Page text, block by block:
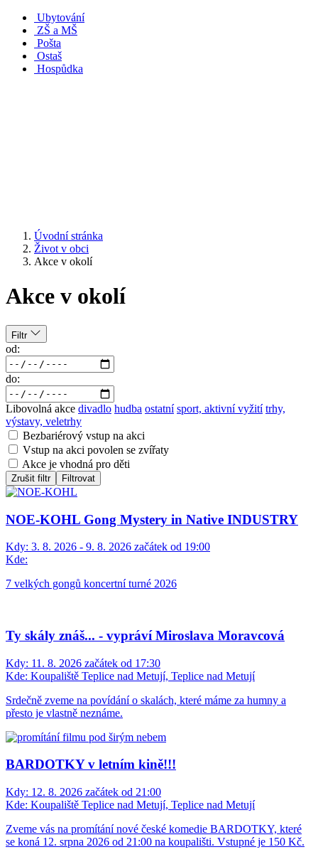
Ubytování
ZŠ a MŠ
Pošta
Ostaš
Hospůdka
Úvodní stránka
Život v obci
Akce v okolí
Akce v okolí
Filtr
od:
do:
Libovolná akce divadlo hudba ostatní sport, aktivní vyžití trhy,
výstavy, veletrhy
Bezbariérový vstup na akci
Vstup na akci povolen se zvířaty
Akce je vhodná pro děti
Zrušit filtr Filtrovat
NOE-KOHL Gong Mystery in Native INDUSTRY
Kdy: 3. 8. 2026 - 9. 8. 2026 začátek od 19:00
Kde:
7 velkých gongů koncertní turné 2026
Ty skály znáš... - vypráví Miroslava Moravcová
Kdy: 11. 8. 2026 začátek od 17:30
Kde: Koupaliště Teplice nad Metují, Teplice nad Metují
Srdečně zveme na povídání o skalách, které máme za humny a
přesto je vlastně neznáme.
BARDOTKY v letním kině!!!
Kdy: 12. 8. 2026 začátek od 21:00
Kde: Koupaliště Teplice nad Metují, Teplice nad Metují
Zveme vás na promítání nové české komedie BARDOTKY, které
se koná 12. srpna 2026 od 21:00 na koupališti. Vstupné je 150 Kč.